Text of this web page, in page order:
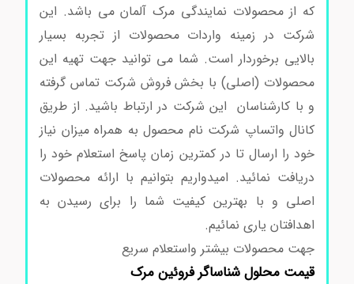
که از محصولات نمایندگی مرک آلمان می باشد. این
شرکت در زمینه واردات محصولات از تجربه بسیار
بالایی برخوردار است. شما می توانید جهت تهیه این
محصولات (اصلی) با بخش فروش شرکت تماس گرفته
و با کارشناسان این شرکت در ارتباط باشید. از طریق
کانال واتساپ شرکت نام محصول به همراه میزان نیاز
خود را ارسال تا در کمترین زمان پاسخ استعلام خود را
دریافت نمائید. امیدواریم بتوانیم با ارائه محصولات
اصلی و با بهترین کیفیت شما را برای رسیدن به
اهدافتان یاری نمائیم.
جهت محصولات بیشتر واستعلام سریع
قیمت محلول شناساگر فروئین مرک